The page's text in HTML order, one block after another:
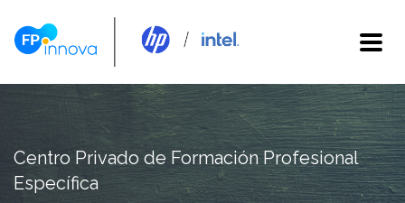
Centro Privado de Formación Profesional
Específica